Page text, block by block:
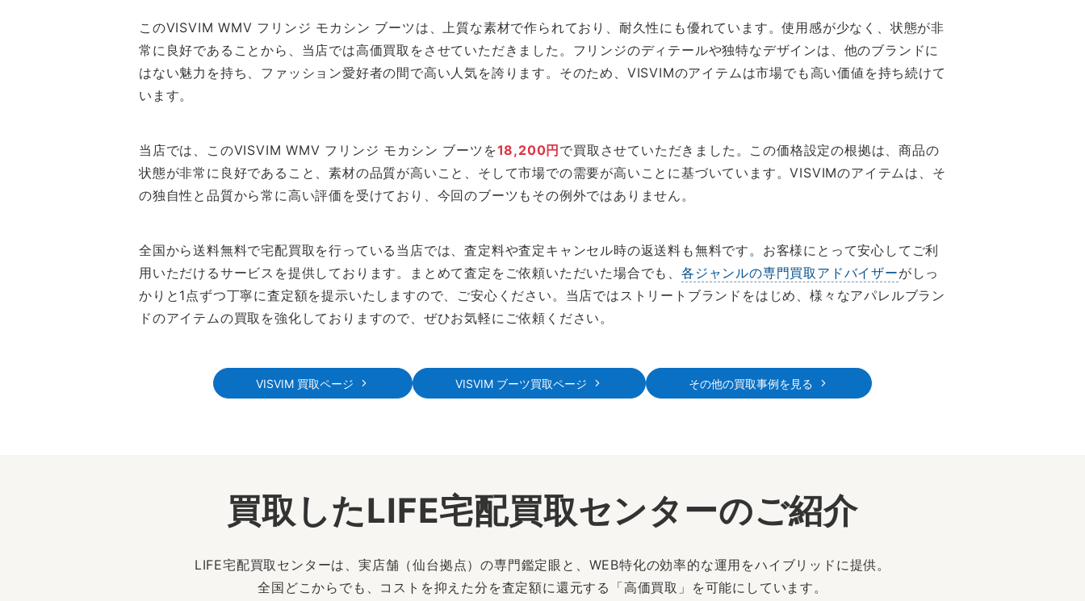
このVISVIM WMV フリンジ モカシン ブーツは、上質な素材で作られており、耐久性にも優れています。使用感が少なく、状態が非
常に良好であることから、当店では高価買取をさせていただきました。フリンジのディテールや独特なデザインは、他のブランドに
はない魅力を持ち、ファッション愛好者の間で高い人気を誇ります。そのため、VISVIMのアイテムは市場でも高い価値を持ち続けて
います。
当店では、このVISVIM WMV フリンジ モカシン ブーツを18,200円 で買取させていただきました。この価格設定の根拠は、商品の
状態が非常に良好であること、素材の品質が高いこと、そして市場での需要が高いことに基づいています。VISVIMのアイテムは、そ
の独自性と品質から常に高い評価を受けており、今回のブーツもその例外ではありません。
全国から送料無料で宅配買取を行っている当店では、査定料や査定キャンセル時の返送料も無料です。お客様にとって安心してご利
用いただけるサービスを提供しております。まとめて査定をご依頼いただいた場合でも、各ジャンルの専門買取アドバイザーがしっ
かりと1点ずつ丁寧に査定額を提示いたしますので、ご安心ください。当店ではストリートブランドをはじめ、様々なアパレルブラン
ドのアイテムの買取を強化しておりますので、ぜひお気軽にご依頼ください。
VISVIM 買取ページ VISVIM ブーツ買取ページ その他の買取事例を見る
買取したLIFE宅配買取センターのご紹介
LIFE宅配買取センターは、実店舗（仙台拠点）の専門鑑定眼と、WEB特化の効率的な運用をハイブリッドに提供。
全国どこからでも、コストを抑えた分を査定額に還元する「高価買取」を可能にしています。